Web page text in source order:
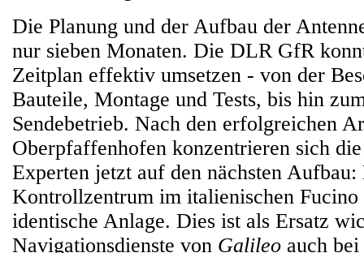
Die Planung und der Aufbau der
nur sieben Monaten. Die DLR GfR
Zeitplan effektiv umsetzen - von der
Bauteile, Montage und Tests, bis hin
Sendebetrieb. Nach den erfolgreichen
Oberpfaffenhofen konzentrieren sich
Experten jetzt auf den nächsten Aufbau:
Kontrollzentrum im italienischen Fucino
identische Anlage. Dies ist als Ersatz
Navigationsdienste von Galileo auch